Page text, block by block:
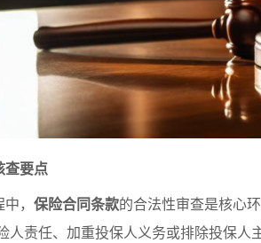
查要点
， 保险合同条款的合法性审查是核心
人责任、加重投保人义务或排除投保人